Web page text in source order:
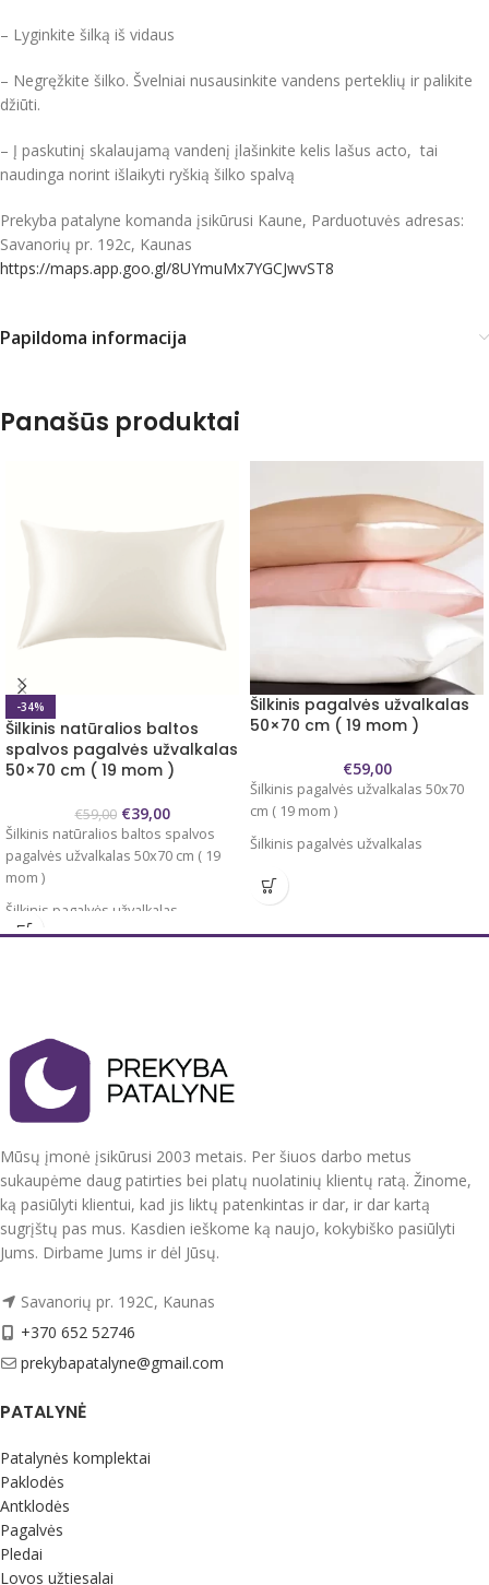
– Lyginkite šilką iš vidaus
– Negręžkite šilko. Švelniai nusausinkite vandens perteklių ir palikite
džiūti.
– Į paskutinį skalaujamą vandenį įlašinkite kelis lašus acto, tai
naudinga norint išlaikyti ryškią šilko spalvą
Prekyba patalyne komanda įsikūrusi Kaune, Parduotuvės adresas:
Savanorių pr. 192c, Kaunas
https://maps.app.goo.gl/8UYmuMx7YGCJwvST8
Papildoma informacija
Panašūs produktai
-34%
Šilkinis natūralios baltos
spalvos pagalvės užvalkalas
50×70 cm ( 19 mom )
€59,00 €39,00
Šilkinis natūralios baltos spalvos
pagalvės užvalkalas 50x70 cm ( 19
mom )
Šilkinis pagalvės užvalkalas
Dydis50x70 cm
Pagalvės užvalkalas voko tipo su
užlenkimu.
Spalva natūrali balta
Natūralaus šilko užvalkalai tausoja
Jūsų odą ir plaukus.
Aukščiausia kokybė ir komfortas.
Skaistina odą, mažina raukšlių
susidarymą.
Itin švelnus ir minkštas, suteikia
raminantį poveikį nervų sistemai ir
Turi mažiausią visų pluoštų trinties
koeficientą, apsaugo nuo plaukų
raizginius ir padaro plaukus lygius.
Hipoalerginis, antistatinis,
antibakterinis gaminys, idealiai tinka
žmonėms, sergantiems astma,
egzema, dulkių alergija ir kitais odos
sutrikimais
Šilkinis pagalvės užvalkalas
50×70 cm ( 19 mom )
€59,00
Šilkinis pagalvės užvalkalas 50x70
cm ( 19 mom )
Šilkinis pagalvės užvalkalas
Dydis
Audinys
šilkas
Aukščiausia kokybė ir komfortas.
Reguliuoja temperatūrą
Skaistina odą, mažina raukšlių
Mūsų įmonė įsikūrusi 2003 metais. Per šiuos darbo metus
sukaupėme daug patirties bei platų nuolatinių klientų ratą. Žinome,
ką pasiūlyti klientui, kad jis liktų patenkintas ir dar, ir dar kartą
sugrįštų pas mus. Kasdien ieškome ką naujo, kokybiško pasiūlyti
Jums. Dirbame Jums ir dėl Jūsų.
Savanorių pr. 192C, Kaunas
+370 652 52746
prekybapatalyne@gmail.com
PATALYNĖ
Patalynės komplektai
Paklodės
Antklodės
Pagalvės
Pledai
Lovos užtiesalai